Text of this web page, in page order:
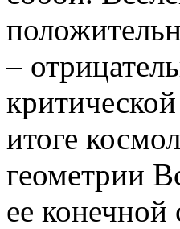
–
итоге
геометрии
ее конечной